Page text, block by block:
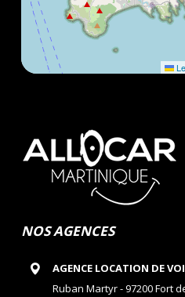
NOS AGENCES
AGENCE LOCATION DE
Ruban Martyr - 97200 Fort